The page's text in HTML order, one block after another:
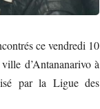
ce vendredi 10
d’Antananarivo à
par la Ligue des